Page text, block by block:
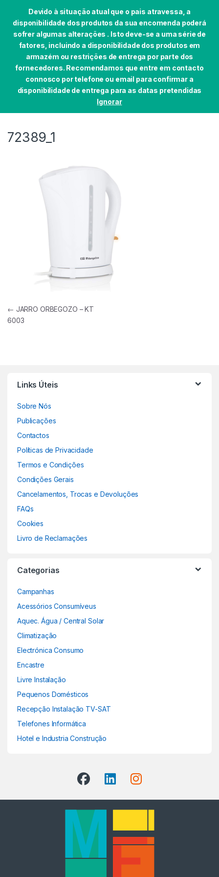
Devido à situação atual que o pais atravessa, a
disponibilidade dos produtos da sua encomenda poderá
sofrer algumas alterações . Isto deve-se a uma série de
fatores, incluindo a disponibilidade dos produtos em
armazém ou restrições de entrega por parte dos
fornecedores. Recomendamos que entre em contacto
connosco por telefone ou email para confirmar a
disponibilidade de entrega para as datas pretendidas
Ignorar
Skip to navigation
Skip to content
PEQUENOS DOMÉSTICOS COZINHA
72389_1
Navegação de artigos
← JARRO ORBEGOZO – KT
6003
Links Úteis
Sobre Nós
Publicações
Contactos
Políticas de Privacidade
Termos e Condições
Condições Gerais
Cancelamentos, Trocas e Devoluções
FAQs
Cookies
Livro de Reclamações
Categorias
Campanhas
Acessórios Consumíveus
Aquec. Água / Central Solar
Climatização
Electrónica Consumo
Encastre
Livre Instalação
Pequenos Domésticos
Recepção Instalação TV-SAT
Telefones Informática
Hotel e Industria Construção